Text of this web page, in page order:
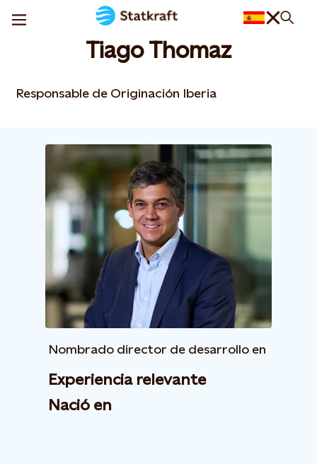
Tiago Thomaz
Responsable de Originación Iberia
Nombrado director de desarrollo en
Experiencia relevante
Nació en